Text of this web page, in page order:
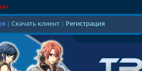
Скачать клиент Регистрация